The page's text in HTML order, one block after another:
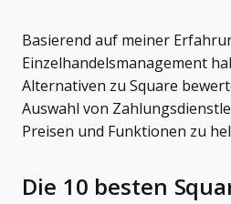
Basierend auf meiner
Einzelhandelsmanagement
Alternativen zu Square
Auswahl von
Preisen und Funktionen zu
Die 10 besten